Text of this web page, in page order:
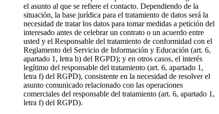
el asunto al que se refiere el contacto. Dependiendo de la
situación, la base jurídica para el tratamiento de datos será la
necesidad de tratar los datos para tomar medidas a petición del
interesado antes de celebrar un contrato o un acuerdo entre
usted y el Responsable del tratamiento de conformidad con el
Reglamento del Servicio de Información y Educación (art. 6,
apartado 1, letra b) del RGPD); y en otros casos, el interés
legítimo del responsable del tratamiento (art. 6, apartado 1,
letra f) del RGPD), consistente en la necesidad de resolver el
asunto comunicado relacionado con las operaciones
comerciales del responsable del tratamiento (art. 6, apartado 1,
letra f) del RGPD).